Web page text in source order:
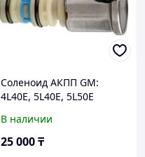
Соленоид АКПП GM:
4L40E, 5L40E, 5L50E
В наличии
25 000₸